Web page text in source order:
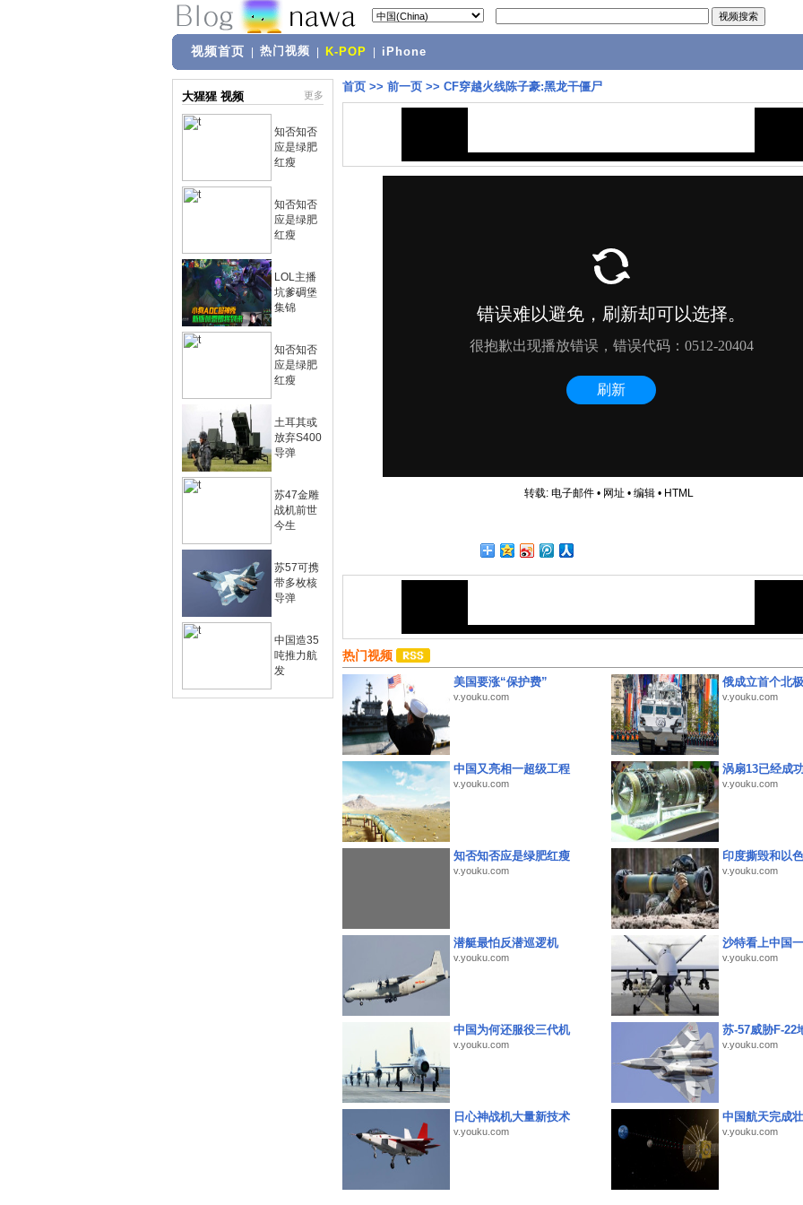
视频首页 热门视频 K-POP iPhone
大猩猩 视频 更多
知否知否
应是绿肥
红瘦
知否知否
应是绿肥
红瘦
LOL主播
坑爹碉堡
集锦
知否知否
应是绿肥
红瘦
土耳其或
放弃S400
导弹
苏47金雕
战机前世
今生
苏57可携
带多枚核
导弹
中国造35
吨推力航
发
首页 >> 前一页 >> CF穿越火线陈子豪:黑龙干僵尸
转载: 电子邮件• 网址 • 编辑• HTML
热门视频
美国要涨“保护费”
v.youku.com
俄成立首个北
v.youku.com
中国又亮相一超级工程
v.youku.com
涡扇13已经成
v.youku.com
知否知否应是绿肥红瘦
v.youku.com
印度撕毁和以
v.youku.com
潜艇最怕反潜巡逻机
v.youku.com
沙特看上中国
v.youku.com
中国为何还服役三代机
v.youku.com
苏-57威胁F-22
v.youku.com
日心神战机大量新技术
v.youku.com
中国航天完成
v.youku.com